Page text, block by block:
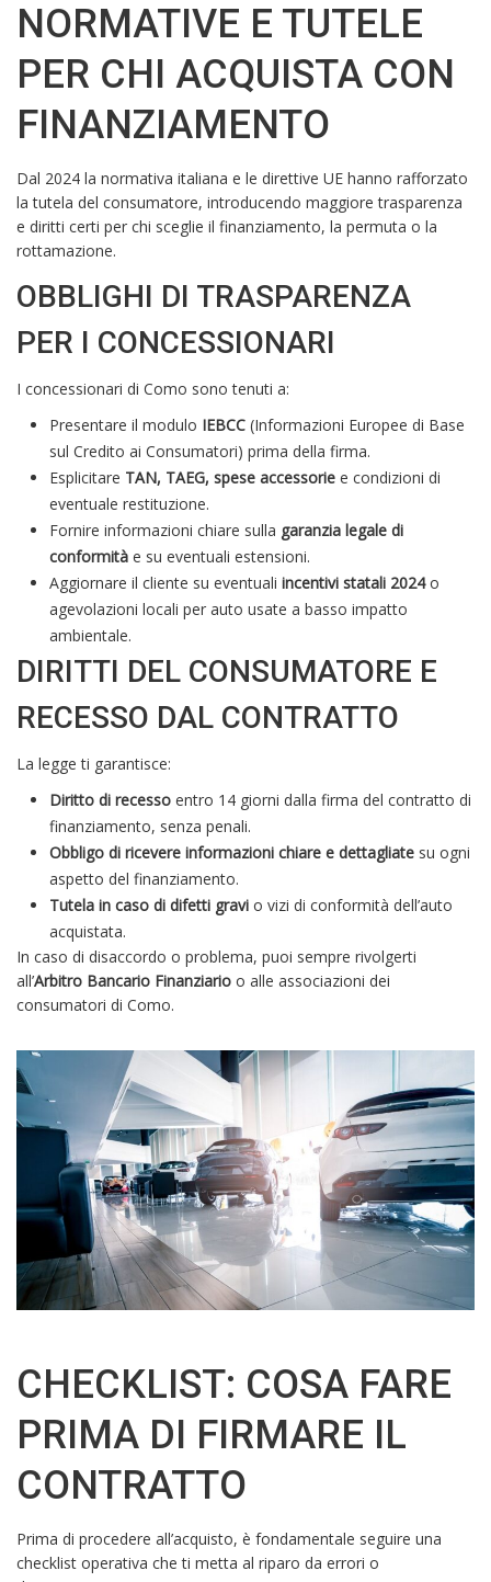
NORMATIVE E TUTELE
PER CHI ACQUISTA CON
FINANZIAMENTO
Dal 2024 la normativa italiana e le direttive UE hanno rafforzato
la tutela del consumatore, introducendo maggiore trasparenza
e diritti certi per chi sceglie il finanziamento, la permuta o la
rottamazione.
OBBLIGHI DI TRASPARENZA
PER I CONCESSIONARI
I concessionari di Como sono tenuti a:
Presentare il modulo IEBCC (Informazioni Europee di Base
sul Credito ai Consumatori) prima della firma.
Esplicitare TAN, TAEG, spese accessorie e condizioni di
eventuale restituzione.
Fornire informazioni chiare sulla garanzia legale di
conformità e su eventuali estensioni.
Aggiornare il cliente su eventuali incentivi statali 2024o
agevolazioni locali per auto usate a basso impatto
ambientale.
DIRITTI DEL CONSUMATORE E
RECESSO DAL CONTRATTO
La legge ti garantisce:
Diritto di recesso entro 14 giorni dalla firma del contratto di
finanziamento, senza penali.
Obbligo di ricevere informazioni chiare e dettagliate su ogni
aspetto del finanziamento.
Tutela in caso di difetti gravi o vizi di conformità dell’auto
acquistata.
In caso di disaccordo o problema, puoi sempre rivolgerti
all’Arbitro Bancario Finanziario o alle associazioni dei
consumatori di Como.
CHECKLIST: COSA FARE
PRIMA DI FIRMARE IL
CONTRATTO
Prima di procedere all’acquisto, è fondamentale seguire una
checklist operativa che ti metta al riparo da errori o